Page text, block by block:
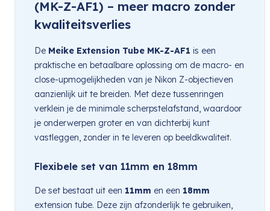
(MK-Z-AF1) – meer macro zonder
kwaliteitsverlies
De Meike Extension Tube MK-Z-AF1 is een
praktische en betaalbare oplossing om de macro- en
close-upmogelijkheden van je Nikon Z-objectieven
aanzienlijk uit te breiden. Met deze tussenringen
verklein je de minimale scherpstelafstand, waardoor
je onderwerpen groter en van dichterbij kunt
vastleggen, zonder in te leveren op beeldkwaliteit.
Flexibele set van 11mm en 18mm
De set bestaat uit een 11mm en een 18mm
extension tube. Deze zijn afzonderlijk te gebruiken,